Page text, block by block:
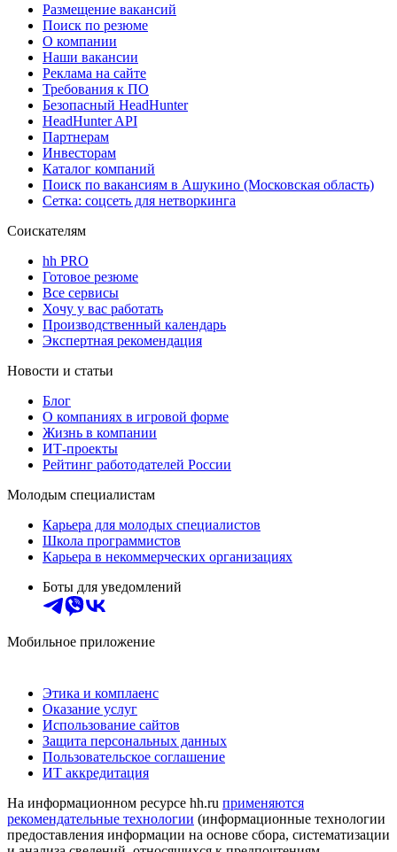
Размещение вакансий
Поиск по резюме
О компании
Наши вакансии
Реклама на сайте
Требования к ПО
Безопасный HeadHunter
HeadHunter API
Партнерам
Инвесторам
Каталог компаний
Поиск по вакансиям в Ашукино (Московская область)
Сетка: соцсеть для нетворкинга
Соискателям
hh PRO
Готовое резюме
Все сервисы
Хочу у вас работать
Производственный календарь
Экспертная рекомендация
Новости и статьи
Блог
О компаниях в игровой форме
Жизнь в компании
ИТ-проекты
Рейтинг работодателей России
Молодым специалистам
Карьера для молодых специалистов
Школа программистов
Карьера в некоммерческих организациях
Боты для уведомлений
Мобильное приложение
Этика и комплаенс
Оказание услуг
Использование сайтов
Защита персональных данных
Пользовательское соглашение
ИТ аккредитация
На информационном ресурсе hh.ru применяются
рекомендательные технологии (информационные технологии
предоставления информации на основе сбора, систематизации